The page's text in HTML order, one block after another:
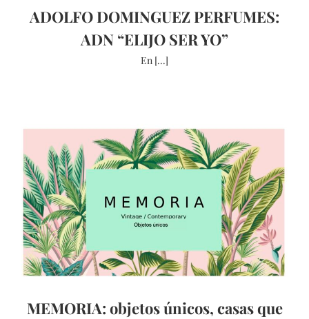
ADOLFO DOMINGUEZ PERFUMES:
ADN “ELIJO SER YO”
En [...]
MEMORIA: objetos únicos, casas que